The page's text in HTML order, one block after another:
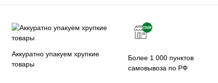
Аккуратно упакуем хрупкие
товары
Более 1 000 пунктов
самовывоза по РФ